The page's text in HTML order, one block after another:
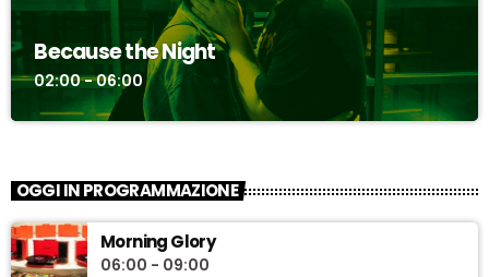
Because the Night
02:00 - 06:00
OGGI IN PROGRAMMAZIONE
Morning Glory
06:00 - 09:00